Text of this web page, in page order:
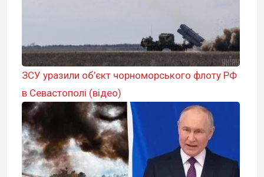
ЗСУ уразили об’єкт чорноморського флоту РФ
в Севастополі (відео)